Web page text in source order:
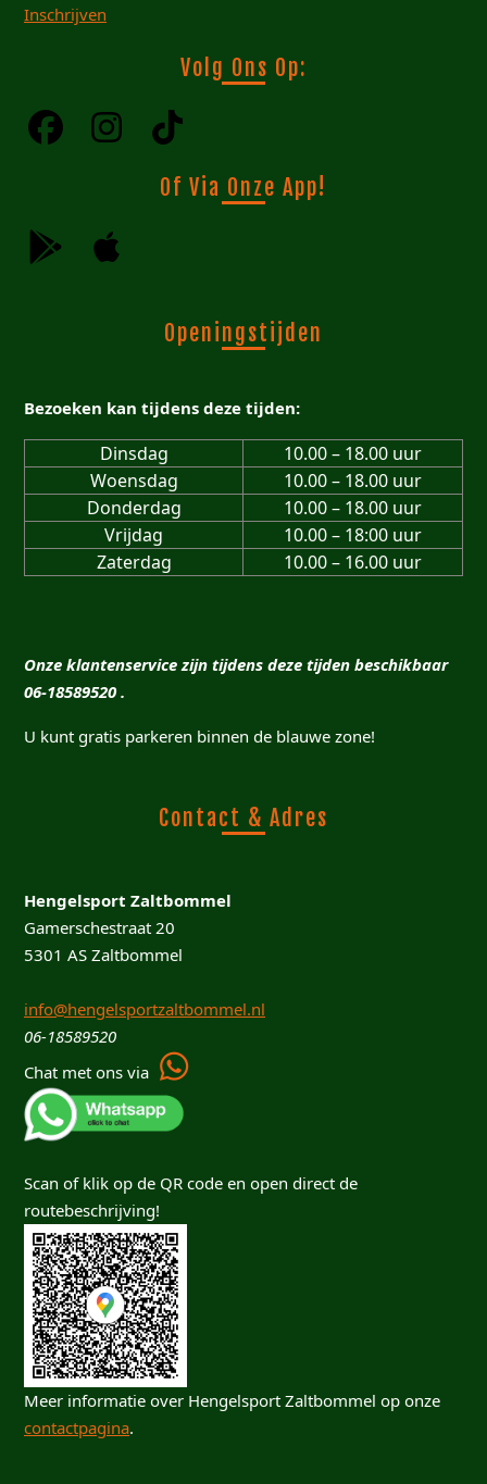
Inschrijven
Volg Ons Op:
Of Via Onze App!
Openingstijden
Bezoeken kan tijdens deze tijden:
Dinsdag
10.00 – 18.00 uur
Woensdag
10.00 – 18.00 uur
Donderdag
10.00 – 18.00 uur
Vrijdag
10.00 – 18:00 uur
Zaterdag
10.00 – 16.00 uur
Onze klantenservice zijn tijdens deze tijden beschikbaar
06-18589520 .
U kunt gratis parkeren binnen de blauwe zone!
Contact & Adres
Hengelsport Zaltbommel
Gamerschestraat 20
5301 AS Zaltbommel
info@hengelsportzaltbommel.nl
06-18589520
Chat met ons via
Scan of klik op de QR code en open direct de
routebeschrijving!
Meer informatie over Hengelsport Zaltbommel op onze
contactpagina.